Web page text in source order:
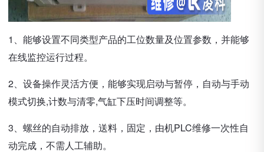
1、能够设置不同类型产品的工位数量及位置参数，并能够
在线监控运行过程。
2、设备操作灵活方便，能够实现启动与暂停，自动与手动
模式切换,计数与清零,气缸下压时间调整等。
3、螺丝的自动排放，送料，固定，由机PLC维修一次性自
动完成，不需人工辅助。